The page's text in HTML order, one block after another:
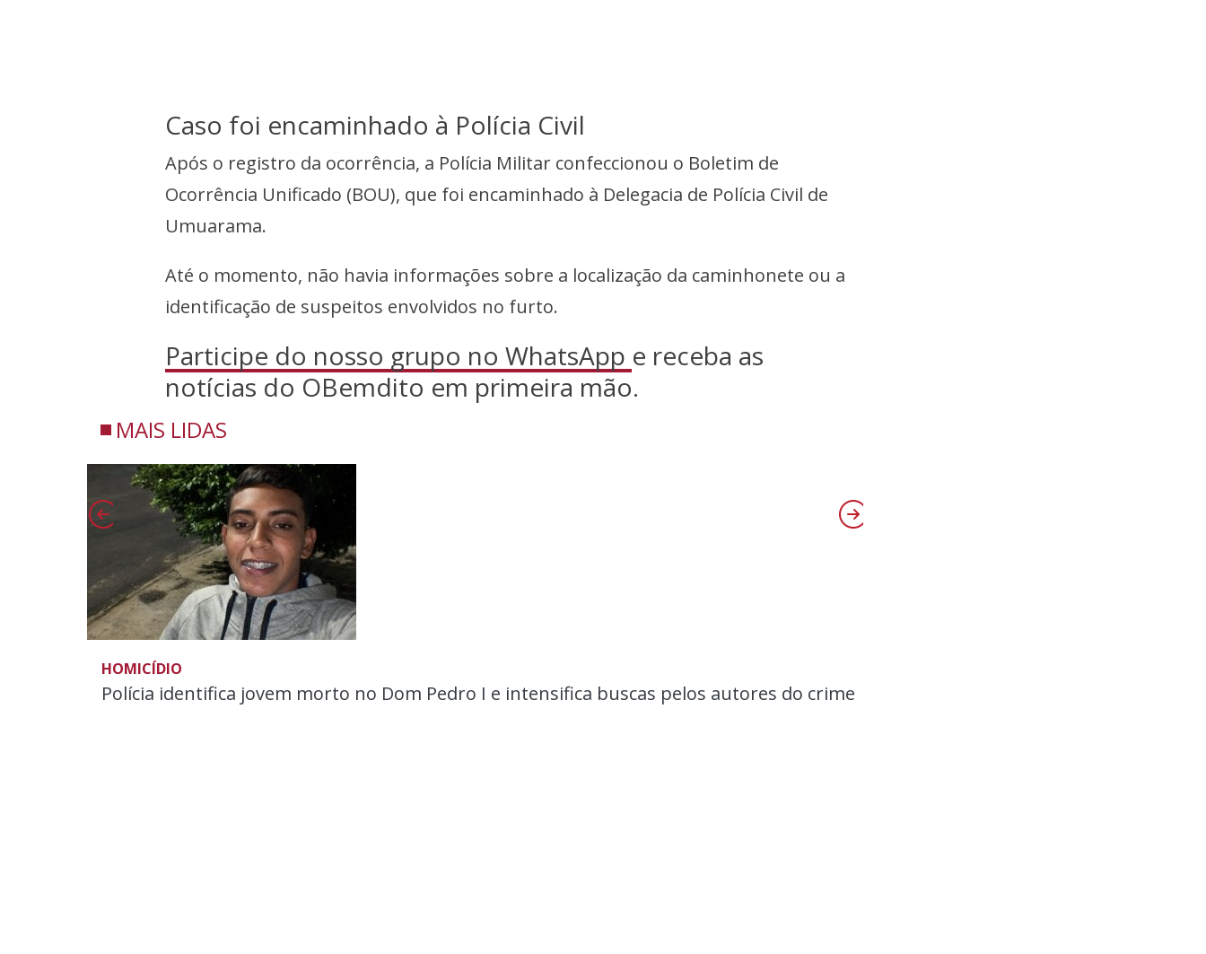
Caso foi encaminhado à Polícia Civil
Após o registro da ocorrência, a Polícia Militar confeccionou o Boletim de
Ocorrência Unificado (BOU), que foi encaminhado à Delegacia de Polícia Civil de
Umuarama.
Até o momento, não havia informações sobre a localização da caminhonete ou a
identificação de suspeitos envolvidos no furto.
Participe do nosso grupo no WhatsApp e receba as
notícias do OBemdito em primeira mão.
MAIS LIDAS
HOMICÍDIO
Polícia identifica jovem morto no Dom Pedro I e intensifica buscas pelos autores do crime